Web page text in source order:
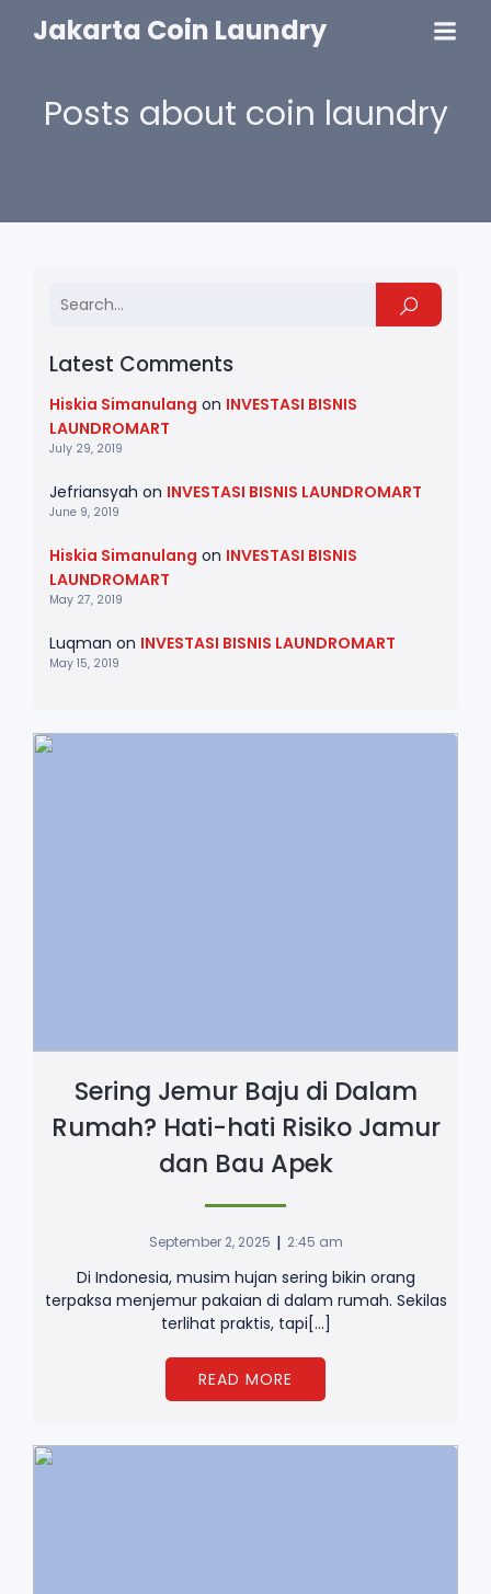
Jakarta Coin Laundry
Posts about coin laundry
Latest Comments
Hiskia Simanulang on INVESTASI BISNIS
LAUNDROMART
July 29, 2019
Jefriansyah on INVESTASI BISNIS LAUNDROMART
June 9, 2019
Hiskia Simanulang on INVESTASI BISNIS
LAUNDROMART
May 27, 2019
Luqman on INVESTASI BISNIS LAUNDROMART
May 15, 2019
Sering Jemur Baju di Dalam
Rumah? Hati-hati Risiko Jamur
dan Bau Apek
September 2, 2025 | 2:45 am
Di Indonesia, musim hujan sering bikin orang
terpaksa menjemur pakaian di dalam rumah. Sekilas
terlihat praktis, tapi[…]
READ MORE